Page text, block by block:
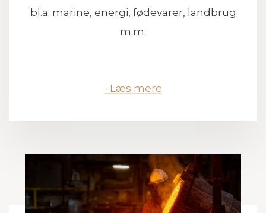
bl.a. marine, energi, fødevarer, landbrug
m.m.
- L æs mere